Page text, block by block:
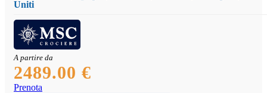
Uniti
A partire da
2489.00 €
Prenota